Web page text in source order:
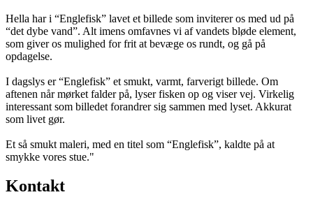
Hella har i “Englefisk” lavet et billede som inviterer os med ud på
“det dybe vand”. Alt imens omfavnes vi af vandets bløde element,
som giver os mulighed for frit at bevæge os rundt, og gå på
opdagelse.
I dagslys er “Englefisk” et smukt, varmt, farverigt billede. Om
aftenen når mørket falder på, lyser fisken op og viser vej. Virkelig
interessant som billedet forandrer sig sammen med lyset. Akkurat
som livet gør.
Et så smukt maleri, med en titel som “Englefisk”, kaldte på at
smykke vores stue."
Kontakt